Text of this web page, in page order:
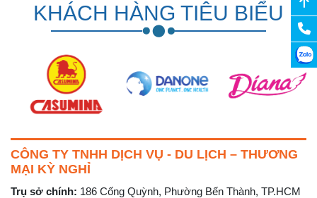
KHÁCH HÀNG TIÊU BIỂU
CÔNG TY TNHH DỊCH VỤ - DU LỊCH – THƯƠNG
MẠI KỲ NGHỈ
Trụ sở chính: 186 Cống Quỳnh, Phường Bến Thành, TP.HCM